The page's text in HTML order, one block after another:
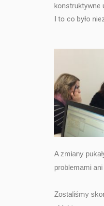
konstruktywne
I to co było
A zmiany
problemami
Zostaliśmy